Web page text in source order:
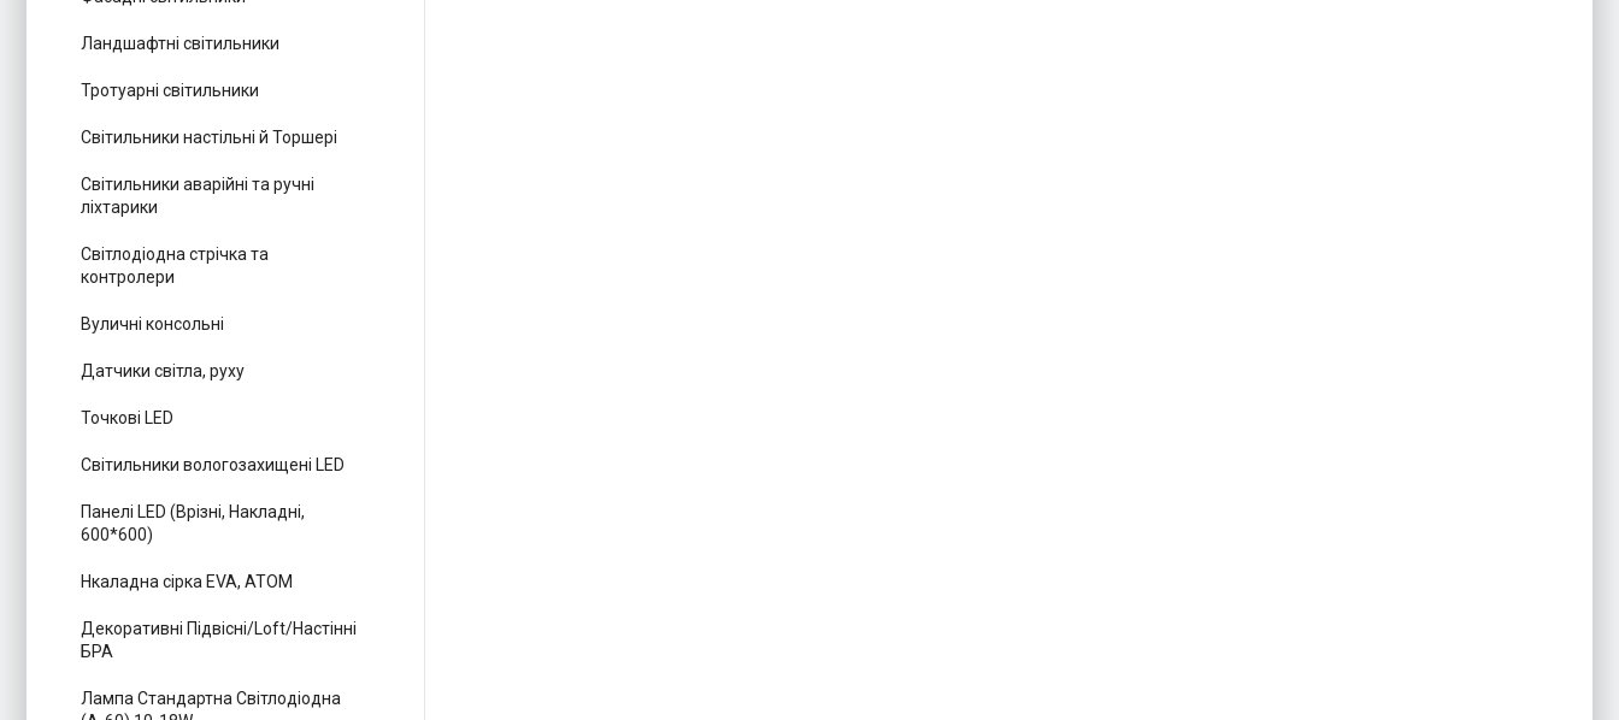
Ландшафтні світильники
Тротуарні світильники
Світильники настільні й Торшері
Світильники аварійні та ручні
ліхтарики
Світлодіодна стрічка та
контролери
Вуличні консольні
Датчики світла, руху
Точкові LED
Світильники вологозахищені LED
Панелі LED (Врізні, Накладні,
600*600)
Нкаладна сірка EVA, ATOM
Декоративні Підвісні/Loft/Настінні
БРА
Лампа Стандартна Світлодіодна